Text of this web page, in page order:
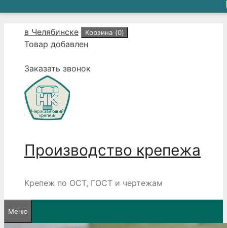
Перейтив Челябинске Корзина (0)
Товар добавлен
Заказать звонок
Производство крепежа
Крепеж по ОСТ, ГОСТ и чертежам
Меню